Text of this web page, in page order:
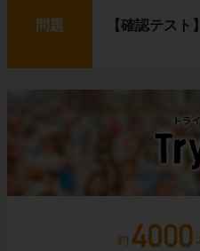
問題 【確認テスト】